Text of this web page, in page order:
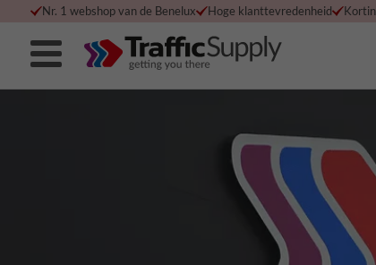
Nr. 1 webshop van de Benelux Hoge klanttevredenheid